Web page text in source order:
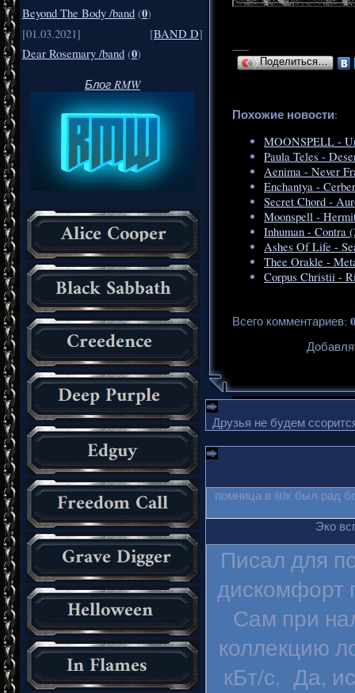
Beyond The Body /band (0)
[01.03.2021]
[BAND D]
Dear Rosemary /band (0)
Блог RMW
Поделиться…
Похожие новости:
MOONSPELL -
Paula Teles -
Aenima - Never
Enchantya -
Secret Chord -
Moonspell -
Inhuman - Contra
Ashes Of Life -
Thee Orakle -
Corpus Christii -
Всего комментариев: 0
Друзья не будем
помница в 80х был рад
Эко
Писал для
дискомфорт
Сам при
коллекцию
кБт/с. Да,